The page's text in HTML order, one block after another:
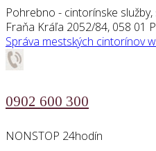
Pohrebno - cintorínske služby,
Fraňa Kráľa 2052/84, 058 01
Správa mestských cintorínov
0902 600 300
NONSTOP 24hodín